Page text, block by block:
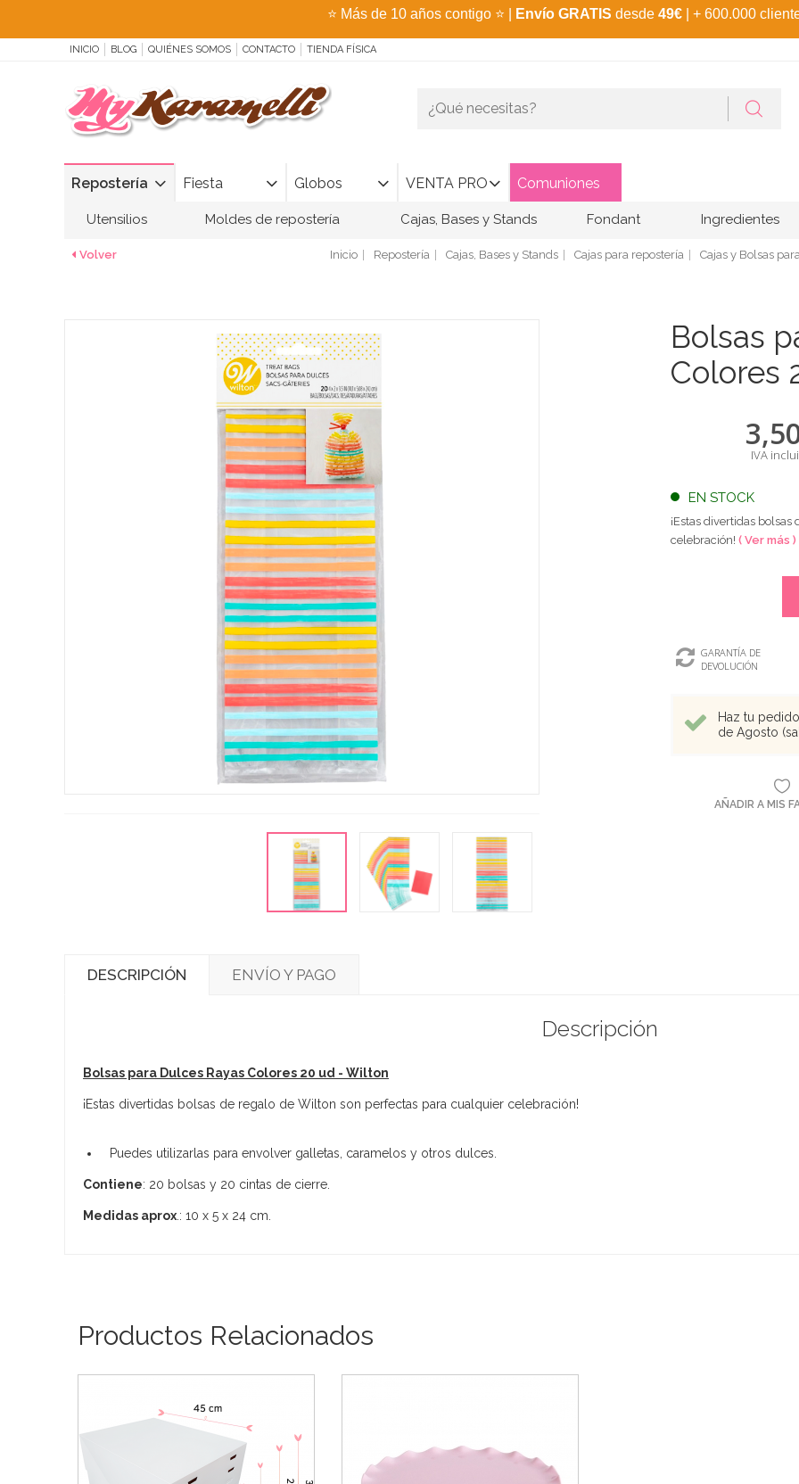
⭐ Más de 10 años contigo ⭐ Envío GRATIS desde 49€ | + 600.000
INICIO BLOG QUIÉNES SOMOS CONTACTO TIENDA FÍSICA
Repostería Fiesta Globos VENTA PRO Comuniones
Utensilios Moldes de repostería Cajas, Bases y Stands Fondant Ingredientes
Volver Inicio Repostería Cajas, Bases y Stands Cajas para repostería Cajas y Bolsas
Bolsas
Colores
IVA
EN STOCK
¡Estas divertidas
celebración! ( Ver más )
GARANTÍA DE
DEVOLUCIÓN
Haz tu
de Agosto
AÑADIR A MIS
DESCRIPCIÓN ENVÍO Y PAGO
Descripción
Bolsas para Dulces Rayas Colores 20 ud - Wilton
¡Estas divertidas bolsas de regalo de Wilton son perfectas para cualquier celebración!
Puedes utilizarlas para envolver galletas, caramelos y otros dulces.
Contiene: 20 bolsas y 20 cintas de cierre.
Medidas aprox .: 10 x 5 x 24 cm.
Productos Relacionados